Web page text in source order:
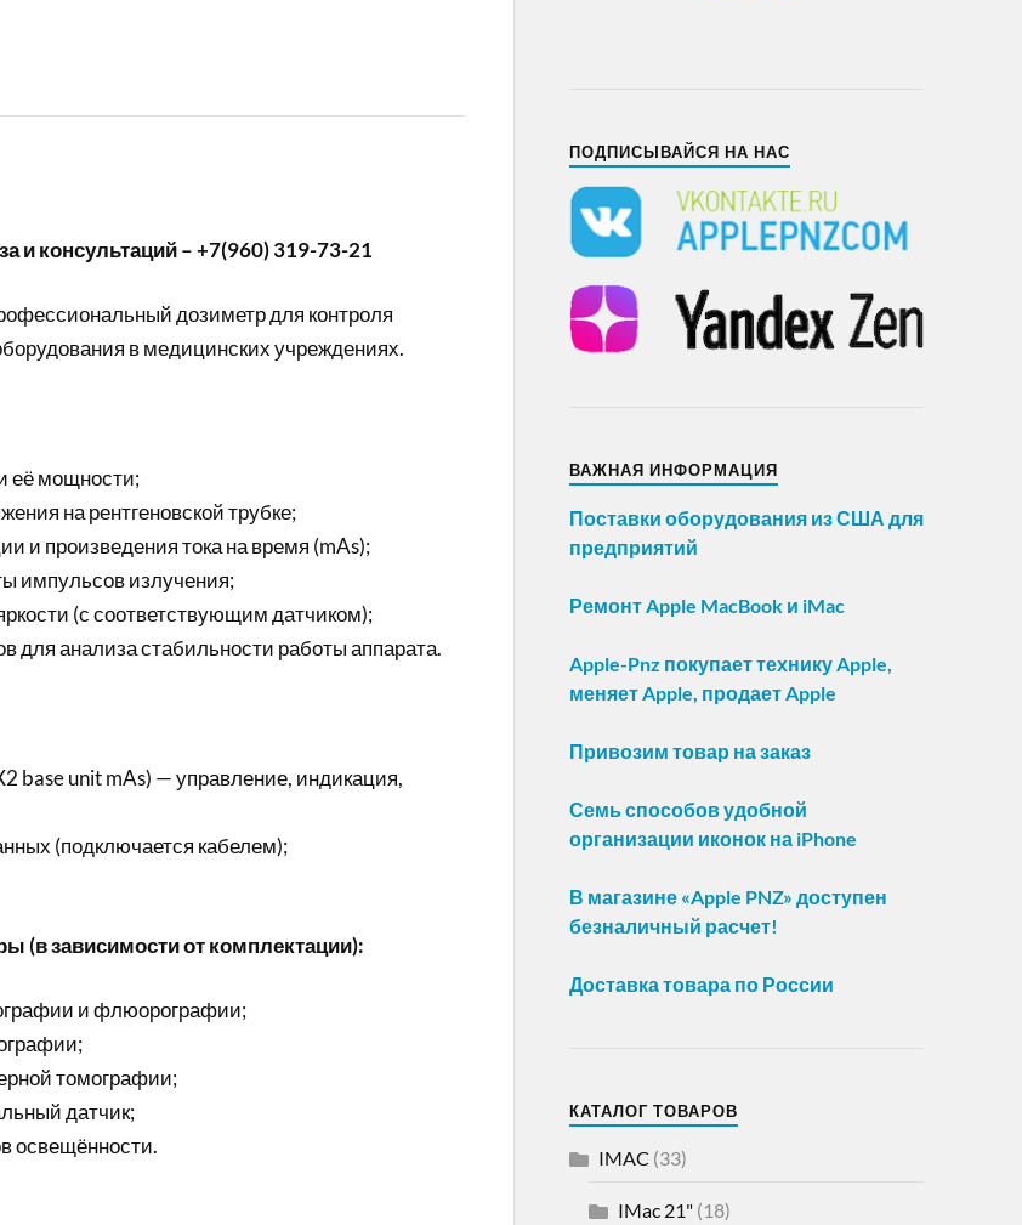
и консультаций – +7(960) 319-73-21
дозиметр для контроля
в медицинских учреждениях.
её мощности;
на рентгеновской трубке;
и произведения тока на время (mAs);
импульсов излучения;
(с соответствующим датчиком);
для анализа стабильности работы аппарата.
base unit mAs) — управление, индикация,
(подключается кабелем);
(в зависимости от комплектации):
и флюорографии;
томографии;
датчик;
освещённости.
ПОДПИСЫВАЙСЯ НА НАС
ВАЖНАЯ ИНФОРМАЦИЯ
Поставки оборудования из США для
предприятий
Ремонт Apple MacBook и iMac
Apple-Pnz покупает технику Apple,
меняет Apple, продает Apple
Привозим товар на заказ
Семь способов удобной
организации иконок на iPhone
В магазине «Apple PNZ» доступен
безналичный расчет!
Доставка товара по России
КАТАЛОГ ТОВАРОВ
IMAC (33)
IMac 21"(18)